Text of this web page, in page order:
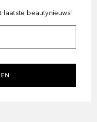
beautynieuws!